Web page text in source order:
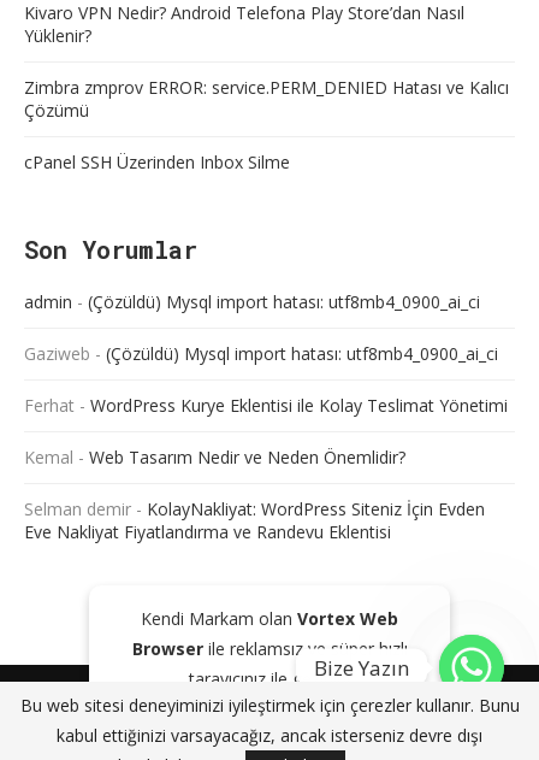
Kendi Markam olan Vortex Web
Browserile reklamsız ve süper hızlı
tarayıcınız ile gezinin!
GOOGLE PLAY'DEN İNDIR KAPAT
Kivaro VPN Nedir? Android Telefona Play Store’dan Nasıl
Yüklenir?
Zimbra zmprov ERROR: service.PERM_DENIED Hatası ve Kalıcı
Çözümü
cPanel SSH Üzerinden Inbox Silme
Son Yorumlar
admin - (Çözüldü) Mysql import hatası: utf8mb4_0900_ai_ci
Gaziweb - (Çözüldü) Mysql import hatası: utf8mb4_0900_ai_ci
Ferhat - WordPress Kurye Eklentisi ile Kolay Teslimat Yönetimi
Kemal - Web Tasarım Nedir ve Neden Önemlidir?
Selman demir - KolayNakliyat: WordPress Siteniz İçin Evden
Eve Nakliyat Fiyatlandırma ve Randevu Eklentisi
Bu web sitesi deneyiminizi iyileştirmek için çerezler kullanır. Bunu
kabul ettiğinizi varsayacağız, ancak isterseniz devre dışı
@2024 - Tüm Haklarım Saklıdır. Sitede bulunan içeriklerin bir kısmı veya
tamamı kaynak gösterilse dahi kopyalanması, çoğaltılması ve
dağıtılması yasaktır. Aksi durumda yasal yollar ile işlem başlatacağımızı
bildiririz.
Bize Yazın